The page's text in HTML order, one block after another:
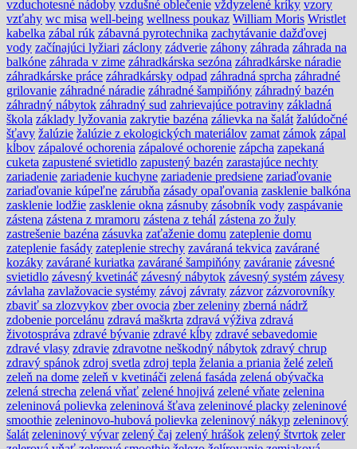
vzduchotesné nádoby vzdušné oblečenie vždyzelené kríky vzory
vzťahy wc misa well-being wellness poukaz William Moris Wristlet
kabelka zábal rúk zábavná pyrotechnika zachytávanie dažďovej
vody začínajúci lyžiari záclony zádverie záhony záhrada záhrada na
balkóne záhrada v zime záhradkárska sezóna záhradkárske náradie
záhradkárske práce záhradkársky odpad záhradná sprcha záhradné
grilovanie záhradné náradie záhradné šampiňóny záhradný bazén
záhradný nábytok záhradný sud zahrievajúce potraviny základná
škola základy lyžovania zakrytie bazéna zálievka na šalát žalúdočné
šťavy žalúzie žalúzie z ekologických materiálov zamat zámok zápal
kĺbov zápalové ochorenia zápalové ochorenie zápcha zapekaná
cuketa zapustené svietidlo zapustený bazén zarastajúce nechty
zariadenie zariadenie kuchyne zariadenie predsiene zariaďovanie
zariaďovanie kúpeľne zárubňa zásady opaľovania zasklenie balkóna
zasklenie lodžie zasklenie okna zásnuby zásobník vody zaspávanie
zástena zástena z mramoru zástena z tehál zástena zo žuly
zastrešenie bazéna zásuvka zaťaženie domu zateplenie domu
zateplenie fasády zateplenie strechy zaváraná tekvica zavárané
kozáky zavárané kuriatka zavárané šampiňóny zaváranie závesné
svietidlo závesný kvetináč závesný nábytok závesný systém závesy
závlaha zavlažovacie systémy závoj závraty zázvor zázvorovníky
zbaviť sa zlozvykov zber ovocia zber zeleniny zberná nádrž
zdobenie porcelánu zdravá maškrta zdravá výživa zdravá
životospráva zdravé bývanie zdravé kĺby zdravé sebavedomie
zdravé vlasy zdravie zdravotne neškodný nábytok zdravý chrup
zdravý spánok zdroj svetla zdroj tepla želania a priania želé zeleň
zeleň na dome zeleň v kvetináči zelená fasáda zelená obývačka
zelená strecha zelená vňať zelené hnojivá zelené vňate zelenina
zeleninová polievka zeleninová šťava zeleninové placky zeleninové
smoothie zeleninovo-hubová polievka zeleninový nákyp zeleninový
šalát zeleninový vývar zelený čaj zelený hrášok zelený štvrtok zeler